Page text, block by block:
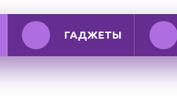
ГАДЖЕТЫ